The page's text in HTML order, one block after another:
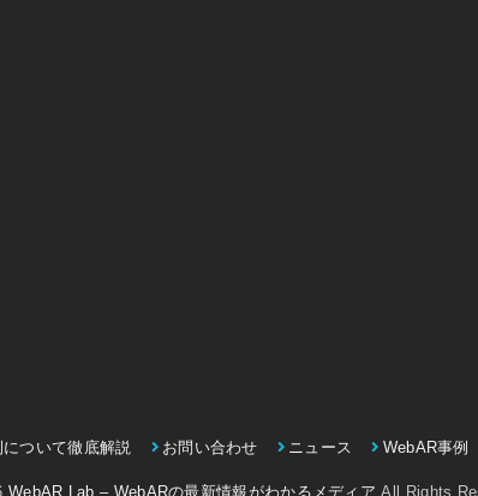
ついて徹底解説 お問い合わせ ニュース WebAR事例
WebAR Lab – WebARの最新情報がわかるメディア .All Rights